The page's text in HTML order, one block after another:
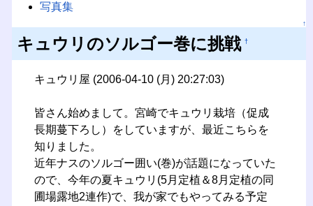
写真集
↑
キュウリのソルゴー巻に挑戦 †
キュウリ屋 (2006-04-10 (月) 20:27:03)
皆さん始めまして。宮崎でキュウリ栽培（促成
長期蔓下ろし）をしていますが、最近こちらを
知りました。
近年ナスのソルゴー囲い(巻)が話題になっていた
ので、今年の夏キュウリ(5月定植＆8月定植の同
圃場露地2連作)で、我が家でもやってみる予定